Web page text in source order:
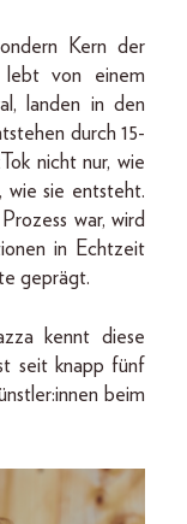
Kern der
lebt von einem
landen in den
durch 15-
nicht nur, wie
wie sie entsteht.
war, wird
in Echtzeit
geprägt.
kennt diese
seit knapp fünf
beim